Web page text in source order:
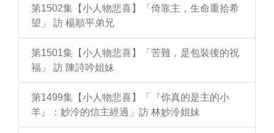
第1502集【小人物悲喜】「倚靠主，生命重拾希
望」 訪 楊順平弟兄
第1501集【小人物悲喜】「苦難，是包裝後的祝
福」 訪 陳詩吟姐妹
第1499集【小人物悲喜】「『你真的是主的小
羊』：妙泠的信主經過」訪 林妙泠姐妹